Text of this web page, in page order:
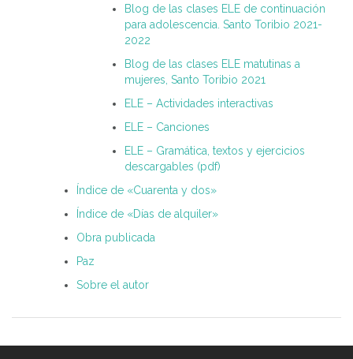
Blog de las clases ELE de continuación
para adolescencia. Santo Toribio 2021-
2022
Blog de las clases ELE matutinas a
mujeres, Santo Toribio 2021
ELE – Actividades interactivas
ELE – Canciones
ELE – Gramática, textos y ejercicios
descargables (pdf)
Índice de «Cuarenta y dos»
Índice de «Días de alquiler»
Obra publicada
Paz
Sobre el autor